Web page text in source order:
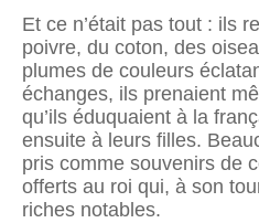
Et ce n’était pas tout : ils
poivre, du coton, des
plumes de couleurs
échanges, ils prenaient
qu’ils éduquaient à la
ensuite à leurs filles.
pris comme souvenirs de
offerts au roi qui, à son
riches notables.